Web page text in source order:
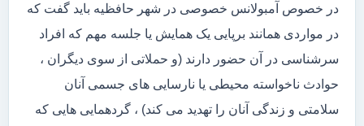
در خصوص آمبولانس خصوصی در شهر حافظیه باید گفت که
در مواردی همانند برپایی یک همایش یا جلسه مهم که افراد
سرشناسی در آن حضور دارند (و حملاتی از سوی دیگران ،
حوادث ناخواسته محیطی یا نارسایی های جسمی آنان
سلامتی و زندگی آنان را تهدید می کند) ، گردهمایی هایی که